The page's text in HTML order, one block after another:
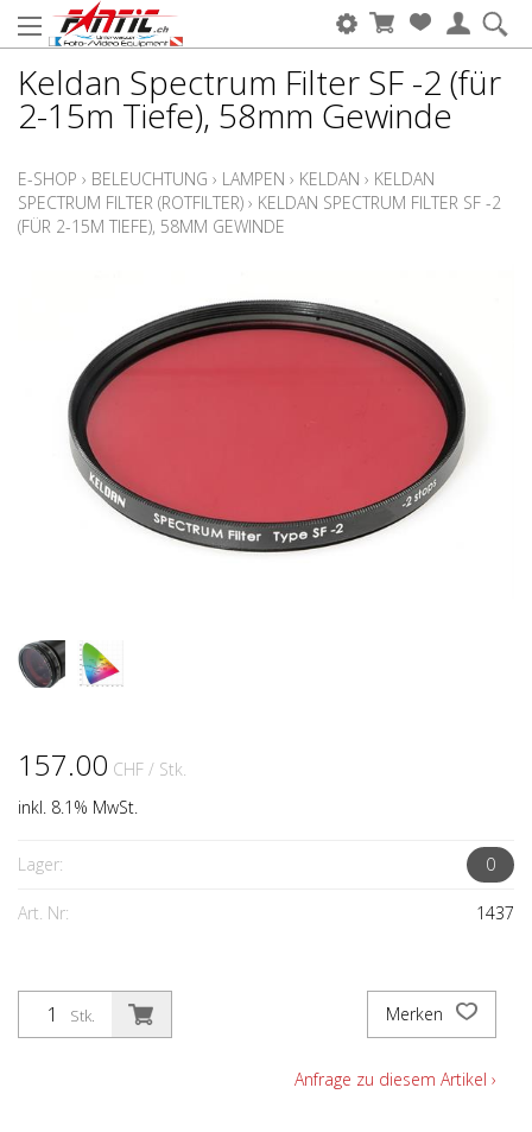
Keldan Spectrum Filter SF -2 (für
2-15m Tiefe), 58mm Gewinde
E-SHOP › BELEUCHTUNG › LAMPEN › KELDAN › KELDAN
SPECTRUM FILTER (ROTFILTER) › KELDAN SPECTRUM FILTER SF -2
(FÜR 2-15M TIEFE), 58MM GEWINDE
157.00 CHF / Stk.
inkl. 8.1% MwSt.
Lager: 0
Art. Nr: 1437
Stk. Merken
Anfrage zu diesem Artikel ›